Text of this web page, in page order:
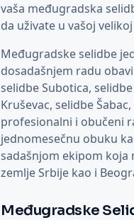
vaša međugradska
da uživate u vašoj
Međugradske selidbe
dosadašnjem radu
selidbe Subotica,
Kruševac, selidbe
profesionalni i obučeni
jednomesečnu obuku
sadašnjom ekipom koja
zemlje Srbije kao i
Međugradske